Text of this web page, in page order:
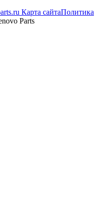
Карта сайтаПолитика
Parts